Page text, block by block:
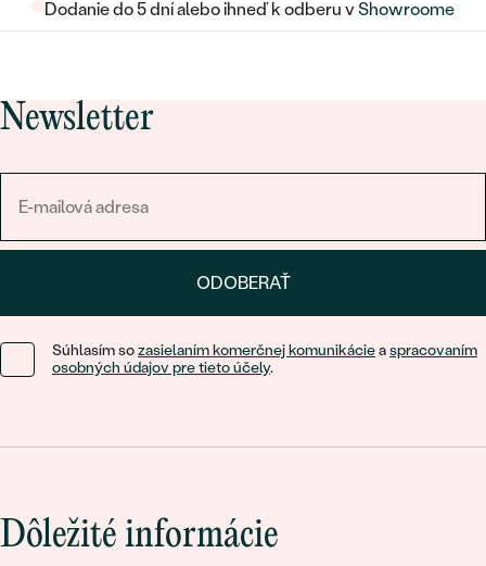
Dodanie do 5 dní alebo ihneď k odberu v Showroome
Newsletter
ODOBERAŤ
Súhlasím sozasielaním komerčnej komunikácieaspracovaním
osobných údajov pre tieto účely.
Dôležité informácie